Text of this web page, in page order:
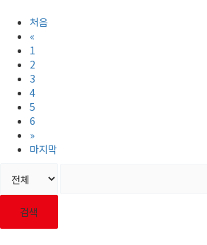
처음
«
1
2
3
4
5
6
»
마지막
검색